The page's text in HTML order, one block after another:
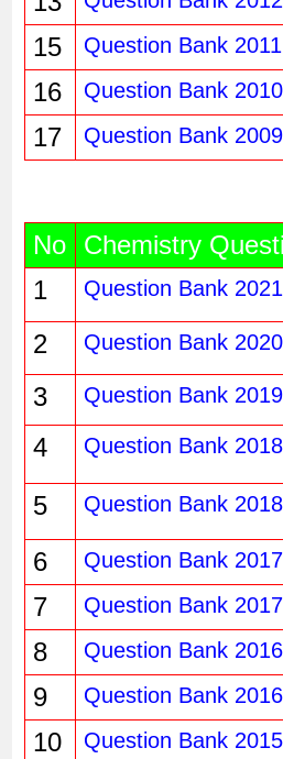
15 Question Bank 2011
16 Question Bank 2010
17 Question Bank 2009
No
Chemistry
1
Question Bank 2021
2 Question Bank 2020
3 Question Bank 2019
4 Question Bank
5 Question Bank
6 Question Bank
7 Question Bank
8 Question Bank
9 Question Bank
10 Question Bank 2015